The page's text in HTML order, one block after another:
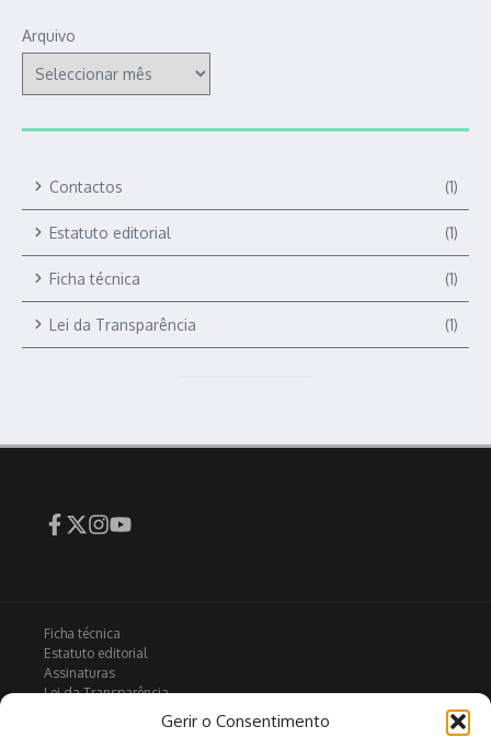
Gerir o Consentimento
Arquivo
Contactos (1)
Estatuto editorial (1)
Ficha técnica (1)
Lei da Transparência (1)
Ficha técnica
Estatuto editorial
Assinaturas
Lei da Transparência
Política de privacidade